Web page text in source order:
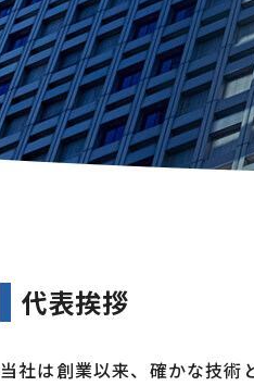
代表挨拶
当社は創業以来、確かな技術